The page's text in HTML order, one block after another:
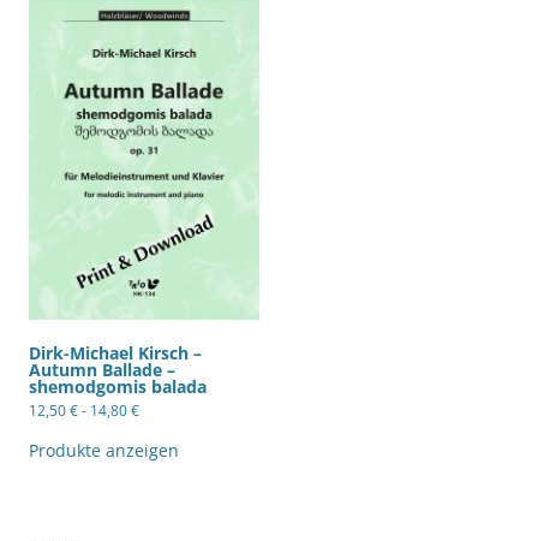
Dirk-Michael Kirsch –
Autumn Ballade –
shemodgomis balada
12,50€- 14,80€
Produkte anzeigen